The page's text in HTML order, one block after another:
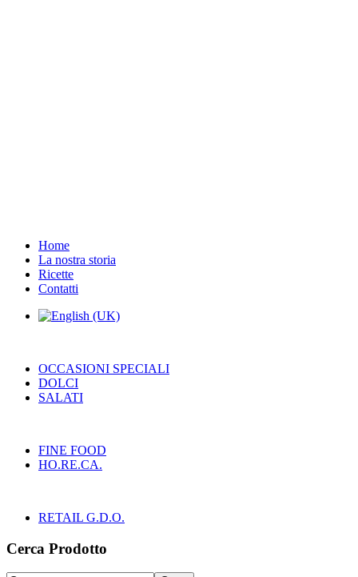
Home
La nostra storia
Ricette
Contatti
OCCASIONI SPECIALI
DOLCI
SALATI
FINE FOOD
HO.RE.CA.
RETAIL G.D.O.
Cerca Prodotto